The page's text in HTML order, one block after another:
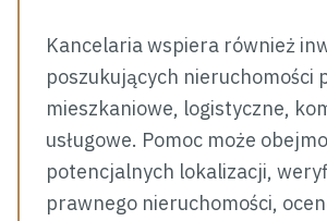
Kancelaria wspiera również
poszukujących nieruchomości
mieszkaniowe, logistyczne,
usługowe. Pomoc może
potencjalnych lokalizacji,
prawnego nieruchomości,